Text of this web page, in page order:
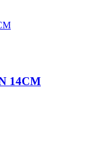
14CM